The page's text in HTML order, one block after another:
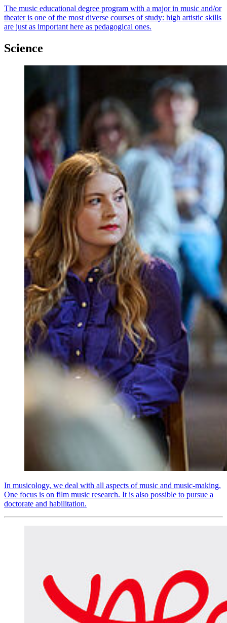
The music educational degree program with a major in music and/or
theater is one of the most diverse courses of study: high artistic skills
are just as important here as pedagogical ones.
Science
In musicology, we deal with all aspects of music and music-making.
One focus is on film music research. It is also possible to pursue a
doctorate and habilitation.